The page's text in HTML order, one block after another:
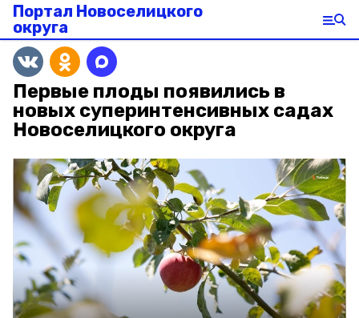
Портал Новоселицкого
округа
Первые плоды появились в
новых суперинтенсивных садах
Новоселицкого округа